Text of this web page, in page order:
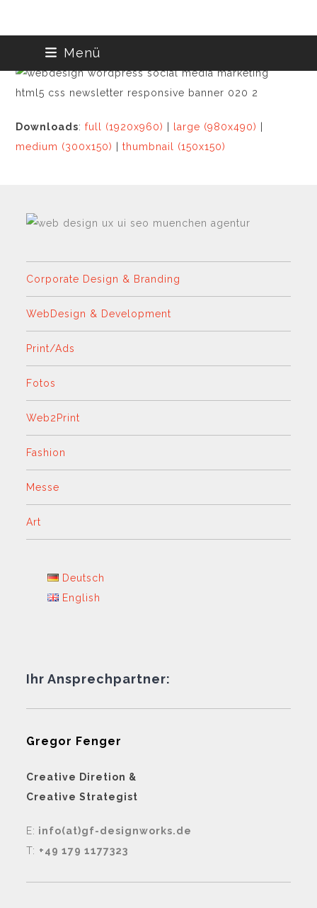
Menü
Downloads:full (1920x960) large (980x490)
medium (300x150)
|thumbnail (150x150)
Corporate Design & Branding
WebDesign & Development
Print/Ads
Fotos
Web2Print
Fashion
Messe
Art
Deutsch
English
Ihr Ansprechpartner:
Gregor Fenger
Creative Diretion &
Creative Strategist
E: info(at)gf-designworks.de
T: +49 179 1177323